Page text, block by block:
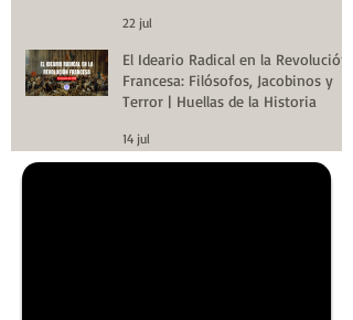
22 jul
El Ideario Radical en la Revolución
Francesa: Filósofos, Jacobinos y
Terror | Huellas de la Historia
14 jul